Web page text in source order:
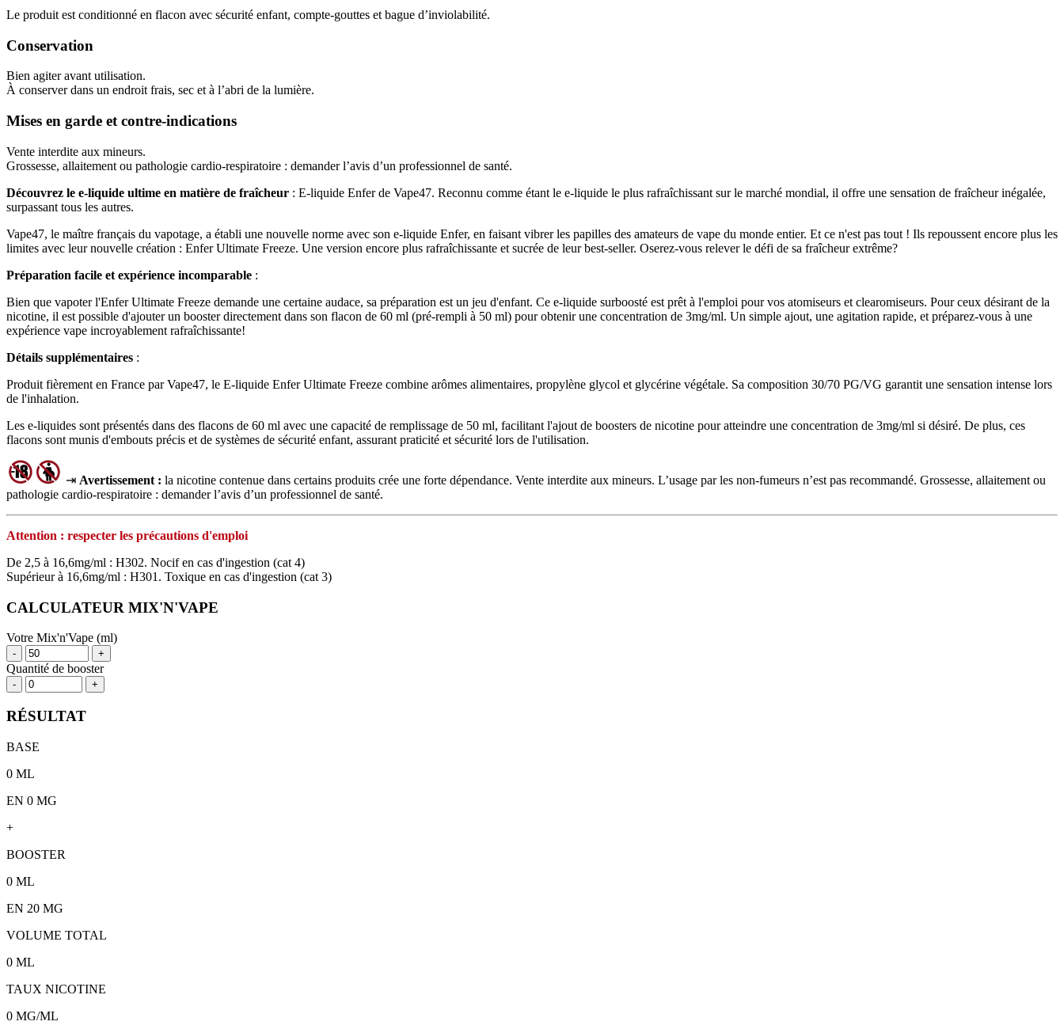
Le produit est conditionné en flacon avec sécurité enfant, compte-gouttes et bague d’inviolabilité.
Conservation
Bien agiter avant utilisation.
À conserver dans un endroit frais, sec et à l’abri de la lumière.
Mises en garde et contre-indications
Vente interdite aux mineurs.
Grossesse, allaitement ou pathologie cardio-respiratoire : demander l’avis d’un professionnel de santé.
Découvrez le e-liquide ultime en matière de fraîcheur : E-liquide Enfer de Vape47. Reconnu comme étant le e-liquide le plus rafraîchissant sur le marché mondial, il offre une sensation de fraîcheur inégalée,
surpassant tous les autres.
Vape47, le maître français du vapotage, a établi une nouvelle norme avec son e-liquide Enfer, en faisant vibrer les papilles des amateurs de vape du monde entier. Et ce n'est pas tout ! Ils repoussent encore plus les
limites avec leur nouvelle création : Enfer Ultimate Freeze. Une version encore plus rafraîchissante et sucrée de leur best-seller. Oserez-vous relever le défi de sa fraîcheur extrême?
Préparation facile et expérience incomparable :
Bien que vapoter l'Enfer Ultimate Freeze demande une certaine audace, sa préparation est un jeu d'enfant. Ce e-liquide surboosté est prêt à l'emploi pour vos atomiseurs et clearomiseurs. Pour ceux désirant de la
nicotine, il est possible d'ajouter un booster directement dans son flacon de 60 ml (pré-rempli à 50 ml) pour obtenir une concentration de 3mg/ml. Un simple ajout, une agitation rapide, et préparez-vous à une
expérience vape incroyablement rafraîchissante!
Détails supplémentaires :
Produit fièrement en France par Vape47, le E-liquide Enfer Ultimate Freeze combine arômes alimentaires, propylène glycol et glycérine végétale. Sa composition 30/70 PG/VG garantit une sensation intense lors
de l'inhalation.
Les e-liquides sont présentés dans des flacons de 60 ml avec une capacité de remplissage de 50 ml, facilitant l'ajout de boosters de nicotine pour atteindre une concentration de 3mg/ml si désiré. De plus, ces
flacons sont munis d'embouts précis et de systèmes de sécurité enfant, assurant praticité et sécurité lors de l'utilisation.
⇥ Avertissement : la nicotine contenue dans certains produits crée une forte dépendance. Vente interdite aux mineurs. L’usage par les non‑fumeurs n’est pas recommandé. Grossesse, allaitement ou
pathologie cardio‑respiratoire : demander l’avis d’un professionnel de santé.
Attention : respecter les précautions d'emploi
De 2,5 à 16,6mg/ml : H302. Nocif en cas d'ingestion (cat 4)
Supérieur à 16,6mg/ml : H301. Toxique en cas d'ingestion (cat 3)
CALCULATEUR MIX'N'VAPE
Votre Mix'n'Vape (ml)
- +
Quantité de booster
- +
RÉSULTAT
BASE
0 ML
EN 0 MG
+
BOOSTER
0 ML
EN 20 MG
VOLUME TOTAL
0 ML
TAUX NICOTINE
0 MG/ML